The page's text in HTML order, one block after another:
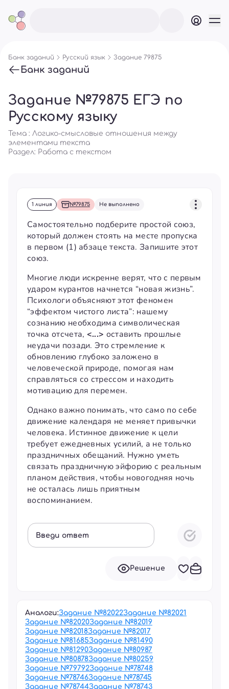
Банк заданий Русский язык Задание 79875
Банк заданий
Задание №79875 ЕГЭ по
Русскому языку
Тема : Логико-смысловые отношения между
элементами текста
Раздел: Работа с текстом
1 линия №79875 Не выполнено
Самостоятельно подберите простой союз,
который должен стоять на месте пропуска
в первом (1) абзаце текста. Запишите этот
союз.
Многие люди искренне верят, что с первым
ударом курантов начнется “новая жизнь”.
Психологи объясняют этот феномен
“эффектом чистого листа”: нашему
сознанию необходима символическая
точка отсчета, <...> оставить прошлые
неудачи позади. Это стремление к
обновлению глубоко заложено в
человеческой природе, помогая нам
справляться со стрессом и находить
мотивацию для перемен.
Однако важно понимать, что само по себе
движение календаря не меняет привычки
человека. Истинное движение к цели
требует ежедневных усилий, а не только
праздничных обещаний. Нужно уметь
связать праздничную эйфорию с реальным
планом действия, чтобы новогодняя ночь
не осталась лишь приятным
воспоминанием.
Введи ответ
Решение
Аналоги:Задание №82022Задание №82021
Задание №82020Задание №82019
Задание №82018Задание №82017
Задание №81685Задание №81490
Задание №81290Задание №80987
Задание №80878Задание №80259
Задание №79792Задание №78748
Задание №78746Задание №78745
Задание №78744Задание №78743